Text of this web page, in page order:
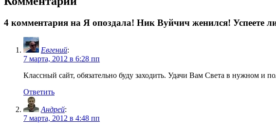
4 комментария на Я опоздала! Ник Вуйчич женился! Успеете
Евгений:
7 марта, 2012 в 6:28 пп
Классный сайт, обязательно буду заходить. Удачи Вам Света в нужном и
Ответить
Андрей:
7 марта, 2012 в 4:48 пп